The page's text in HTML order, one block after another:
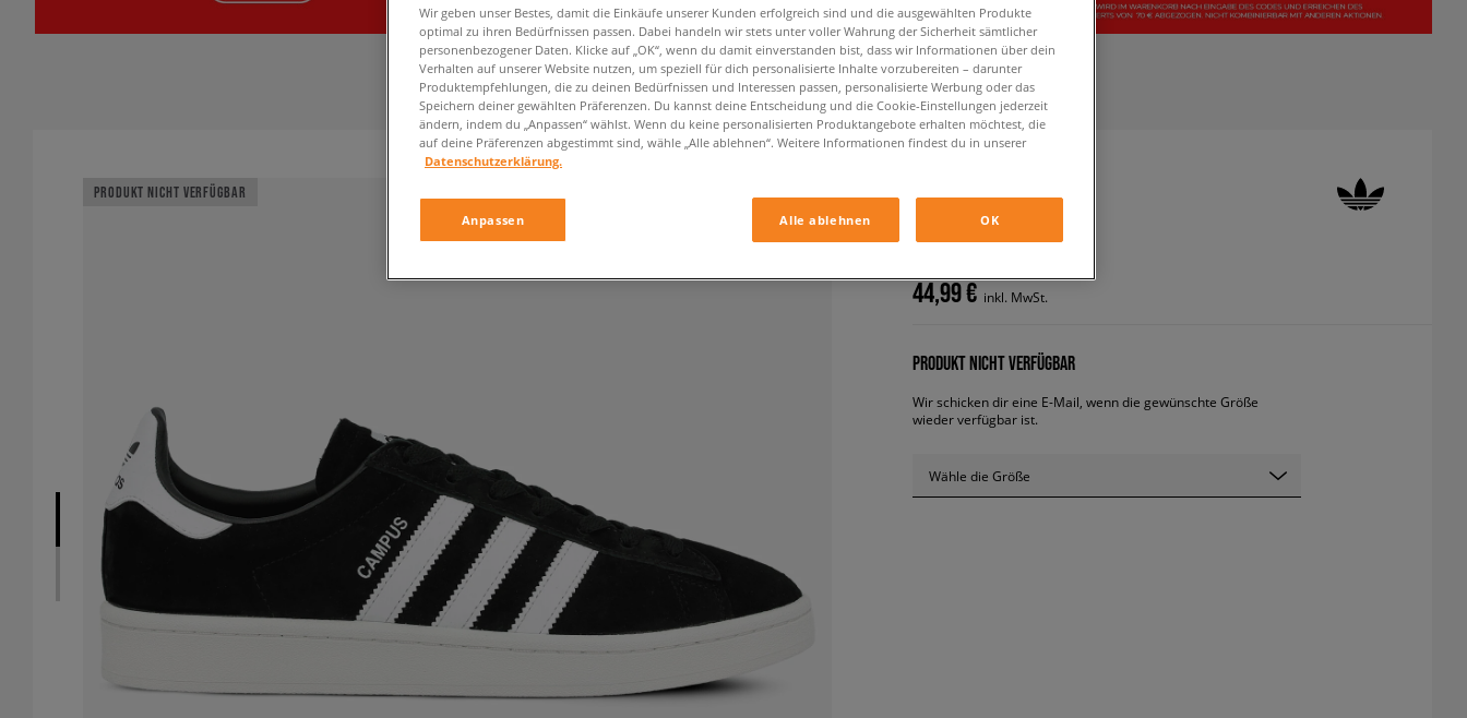
PRODUKT NICHT VERFÜGBAR
herren, sneaker
44,99 € inkl. MwSt.
PRODUKT NICHT VERFÜGBAR
Wir schicken dir eine E-Mail, wenn die gewünschte Größe
wieder verfügbar ist.
Wähle die Größe
Wir geben unser Bestes, damit die Einkäufe unserer Kunden erfolgreich sind und die ausgewählten Produkte
optimal zu ihren Bedürfnissen passen. Dabei handeln wir stets unter voller Wahrung der Sicherheit sämtlicher
personenbezogener Daten. Klicke auf „OK“, wenn du damit einverstanden bist, dass wir Informationen über dein
Verhalten auf unserer Website nutzen, um speziell für dich personalisierte Inhalte vorzubereiten – darunter
Produktempfehlungen, die zu deinen Bedürfnissen und Interessen passen, personalisierte Werbung oder das
Speichern deiner gewählten Präferenzen. Du kannst deine Entscheidung und die Cookie-Einstellungen jederzeit
ändern, indem du „Anpassen“ wählst. Wenn du keine personalisierten Produktangebote erhalten möchtest, die
auf deine Präferenzen abgestimmt sind, wähle „Alle ablehnen“. Weitere Informationen findest du in unserer
Datenschutzerklärung.
Anpassen Alle ablehnen OK